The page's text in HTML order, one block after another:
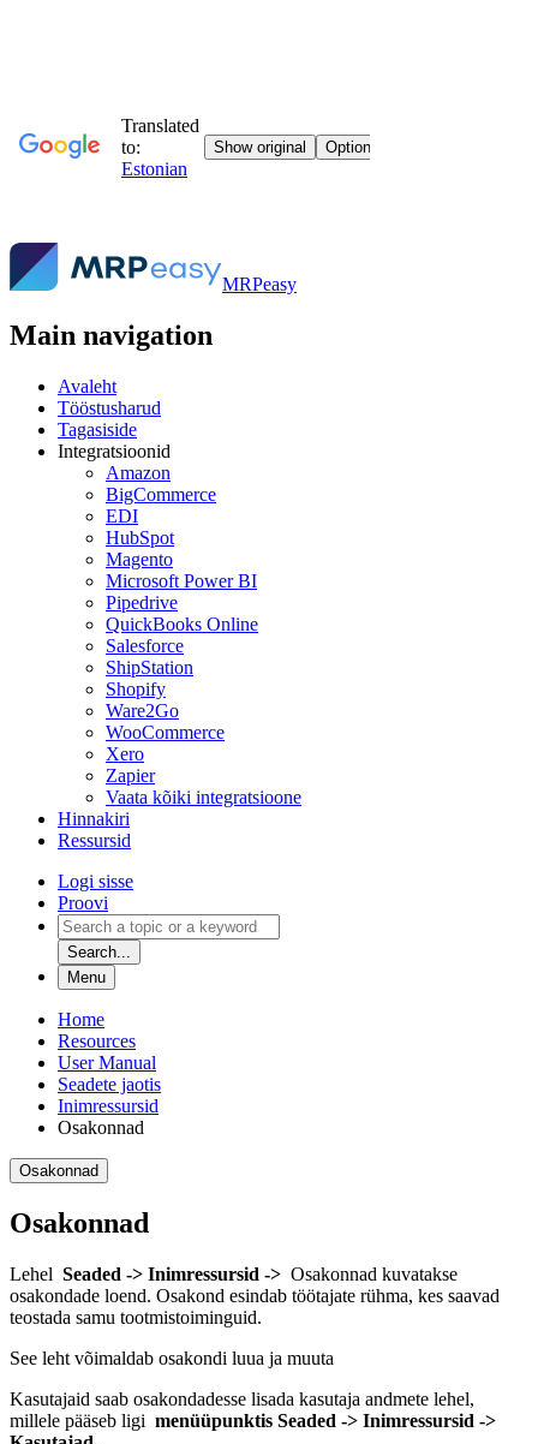
MRPeasy
Main navigation
Avaleht
Tööstusharud
Tagasiside
Integratsioonid
Amazon
BigCommerce
EDI
HubSpot
Magento
Microsoft Power BI
Pipedrive
QuickBooks Online
Salesforce
ShipStation
Shopify
Ware2Go
WooCommerce
Xero
Zapier
Vaata kõiki integratsioone
Hinnakiri
Ressursid
Logi sisse
Proovi
Search...
Menu
Home
Resources
User Manual
Seadete jaotis
Inimressursid
Osakonnad
Osakonnad
Osakonnad
Lehel Seaded -> Inimressursid -> Osakonnad kuvatakse
osakondade loend. Osakond esindab töötajate rühma, kes saavad
teostada samu tootmistoiminguid.
See leht võimaldab osakondi luua ja muuta
Kasutajaid saab osakondadesse lisada kasutaja andmete lehel,
millele pääseb ligi menüüpunktis Seaded -> Inimressursid ->